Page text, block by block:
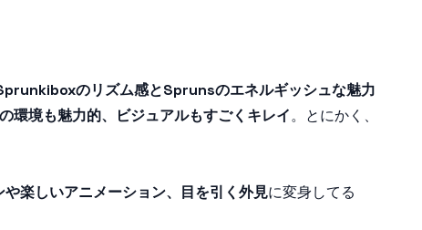
のリズム感とSprunsのエネルギッシュな魅力
環境も魅力的、ビジュアルもすごくキレイ。とにかく、
楽しいアニメーション、目を引く外見に変身してる